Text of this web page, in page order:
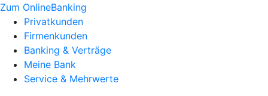
Zum OnlineBanking
Privatkunden
Firmenkunden
Banking & Verträge
Meine Bank
Service & Mehrwerte